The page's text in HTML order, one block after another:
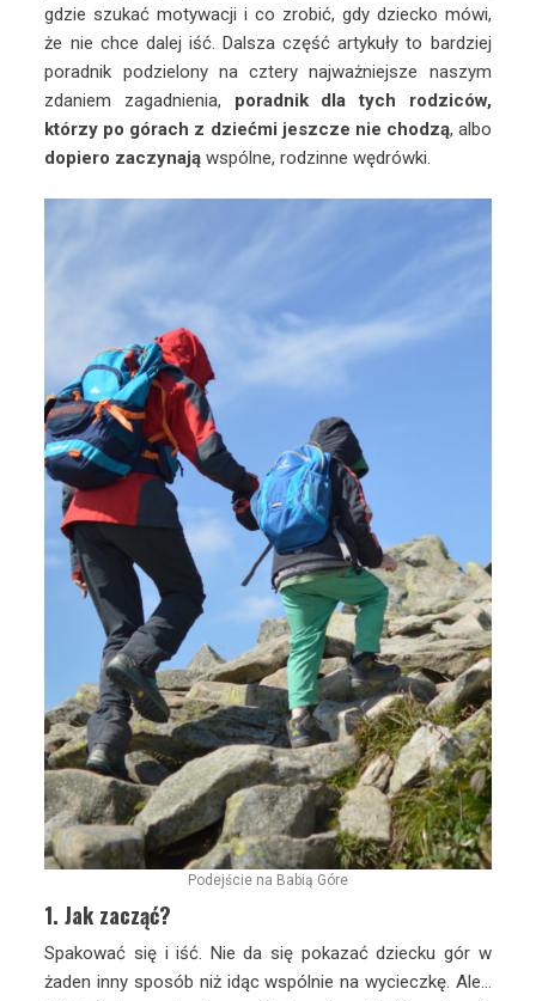
gdzie szukać motywacji i co zrobić, gdy dziecko mówi,
że nie chce dalej iść. Dalsza część artykuły to bardziej
poradnik podzielony na cztery najważniejsze naszym
zdaniem zagadnienia, poradnik dla tych rodziców,
którzy po górach z dziećmi jeszcze nie chodzą, albo
dopiero zaczynają wspólne, rodzinne wędrówki.
Podejście na Babią Góre
1. Jak zacząć?
Spakować się i iść. Nie da się pokazać dziecku gór w
żaden inny sposób niż idąc wspólnie na wycieczkę. Ale…